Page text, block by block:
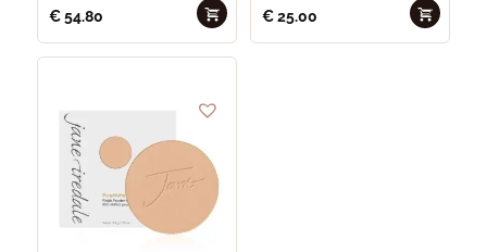
€54.80 €25.00